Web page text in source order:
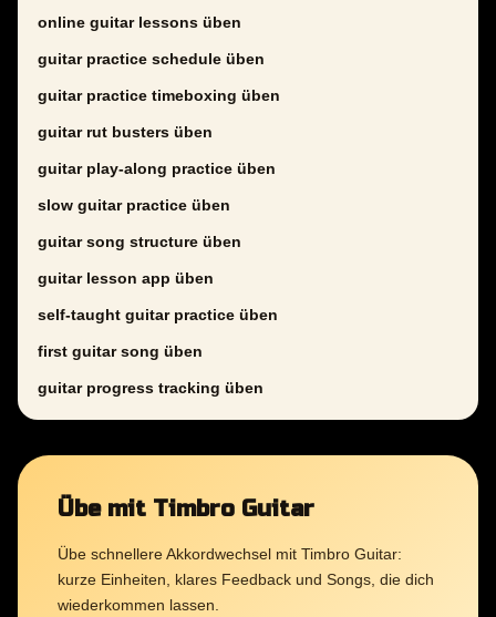
online guitar lessons üben
guitar practice schedule üben
guitar practice timeboxing üben
guitar rut busters üben
guitar play-along practice üben
slow guitar practice üben
guitar song structure üben
guitar lesson app üben
self-taught guitar practice üben
first guitar song üben
guitar progress tracking üben
Übe mit Timbro Guitar
Übe schnellere Akkordwechsel mit Timbro Guitar:
kurze Einheiten, klares Feedback und Songs, die dich
wiederkommen lassen.